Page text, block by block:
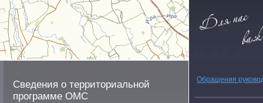
Сведения о территориальной
программе ОМС
Обращения